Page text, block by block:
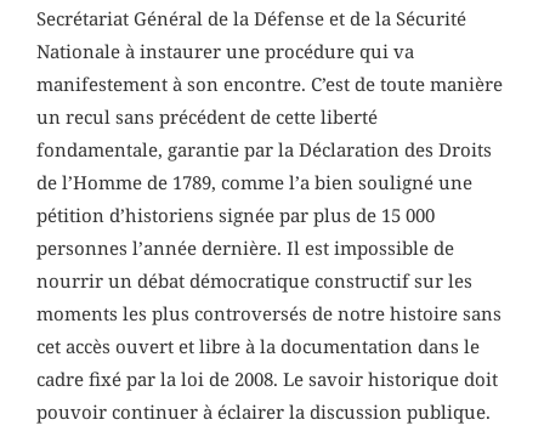
Secrétariat Général de la Défense et de la Sécurité
Nationale à instaurer une procédure qui va
manifestement à son encontre. C’est de toute manière
un recul sans précédent de cette liberté
fondamentale, garantie par la Déclaration des Droits
de l’Homme de 1789, comme l’a bien souligné une
pétition d’historiens signée par plus de 15 000
personnes l’année dernière. Il est impossible de
nourrir un débat démocratique constructif sur les
moments les plus controversés de notre histoire sans
cet accès ouvert et libre à la documentation dans le
cadre fixé par la loi de 2008. Le savoir historique doit
pouvoir continuer à éclairer la discussion publique.